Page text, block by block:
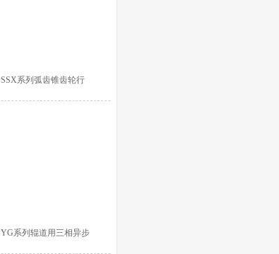
SSX系列弧齿锥齿轮行
YG系列辊道用三相异步